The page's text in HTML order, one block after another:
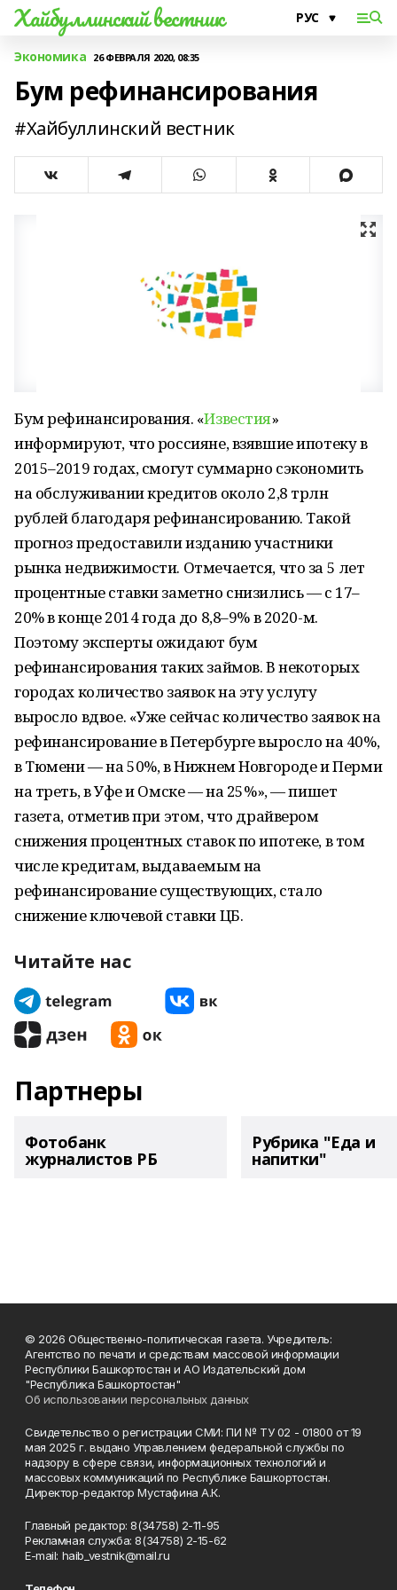
Хайбуллинский вестник
Экономика 26 ФЕВРАЛЯ 2020, 08:35
Бум рефинансирования
#Хайбуллинский вестник
Бум рефинансирования. «Известия»
информируют, что россияне, взявшие ипотеку в
2015–2019 годах, смогут суммарно сэкономить
на обслуживании кредитов около 2,8 трлн
рублей благодаря рефинансированию. Такой
прогноз предоставили изданию участники
рынка недвижимости. Отмечается, что за 5 лет
процентные ставки заметно снизились — с 17–
20% в конце 2014 года до 8,8–9% в 2020-м.
Поэтому эксперты ожидают бум
рефинансирования таких займов. В некоторых
городах количество заявок на эту услугу
выросло вдвое. «Уже сейчас количество заявок на
рефинансирование в Петербурге выросло на 40%,
в Тюмени — на 50%, в Нижнем Новгороде и Перми
на треть, в Уфе и Омске — на 25%», — пишет
газета, отметив при этом, что драйвером
снижения процентных ставок по ипотеке, в том
числе кредитам, выдаваемым на
рефинансирование существующих, стало
снижение ключевой ставки ЦБ.
Читайте нас
Партнеры
Фотобанк
журналистов РБ
Рубрика "Еда и
напитки"
© 2026 Общественно-политическая газета. Учредитель:
Агентство по печати и средствам массовой информации
Республики Башкортостан и АО Издательский дом
"Республика Башкортостан"
Об использовании персональных данных
Свидетельство о регистрации СМИ: ПИ № ТУ 02 - 01800 от 19
мая 2025 г. выдано Управлением федеральной службы по
надзору в сфере связи, информационных технологий и
массовых коммуникаций по Республике Башкортостан.
Директор-редактор Мустафина А.К.
Главный редактор: 8(34758) 2-11-95
Рекламная служба: 8(34758) 2-15-62
Е-mаil: haib_vestnik@mail.ru